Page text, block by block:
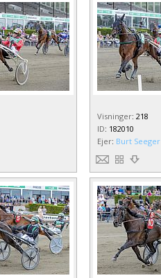
Visninger: 218
ID: 182010
Ejer: Burt Seeger